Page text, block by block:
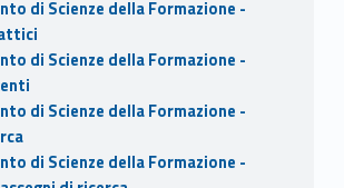
di Scienze della Formazione -
di Scienze della Formazione -
di Scienze della Formazione -
di Scienze della Formazione -